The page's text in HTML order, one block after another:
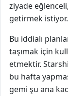
ziyade
getirmek istiyor.
Bu iddialı
taşımak için
etmektir.
bu hafta
gemi şu ana